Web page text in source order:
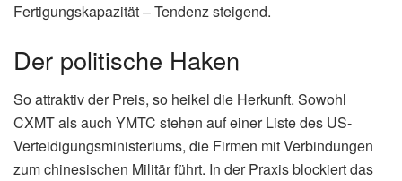
Fertigungskapazität – Tendenz steigend.
Der politische Haken
So attraktiv der Preis, so heikel die Herkunft. Sowohl
CXMT als auch YMTC stehen auf einer Liste des US-
Verteidigungsministeriums, die Firmen mit Verbindungen
zum chinesischen Militär führt. In der Praxis blockiert das